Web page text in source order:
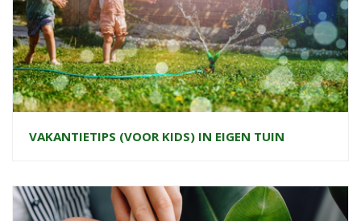
VAKANTIETIPS (VOOR KIDS) IN EIGEN TUIN